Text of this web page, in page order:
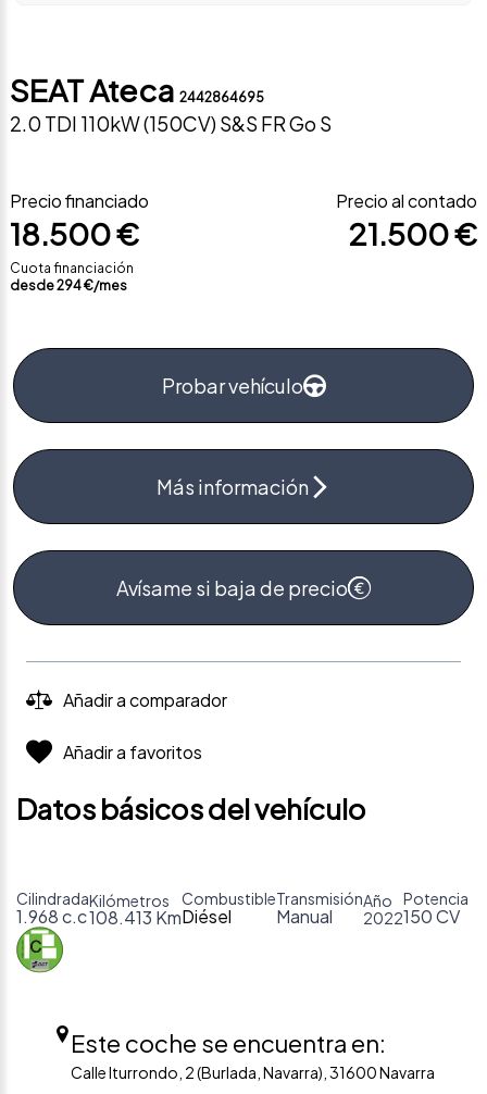
SEAT Ateca 2442864695
2.0 TDI 110kW (150CV) S&S FR Go S
Precio financiado
18.500 €
Cuota financiación
desde294€/mes
Precio al contado
21.500 €
Probar vehículo
Más información
Avísame si baja de precio
Añadir a comparador
Añadir a favoritos
Datos básicos del vehículo
Cilindrada
1.968 c.c
Kilómetros
108.413 Km
Combustible
Diésel
Transmisión
Manual
Año
2022
Potencia
150 CV
Este coche se encuentra en:
Calle Iturrondo, 2 (Burlada, Navarra), 31600 Navarra